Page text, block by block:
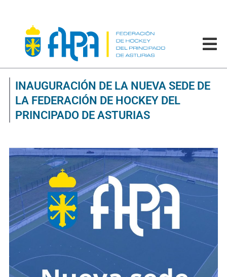
INAUGURACIÓN DE LA NUEVA SEDE DE
LA FEDERACIÓN DE HOCKEY DEL
PRINCIPADO DE ASTURIAS